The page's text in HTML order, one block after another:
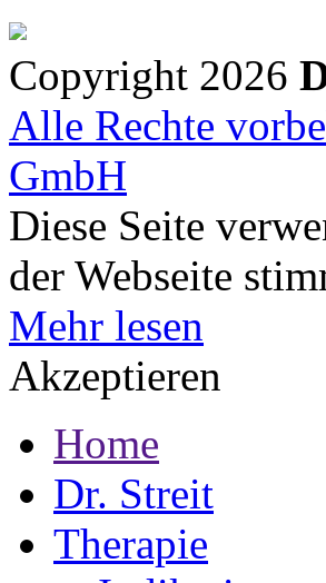
Copyright 2026
Alle Rechte
GmbH
Diese Seite
der Webseite
Mehr lesen
Akzeptieren
Home
Dr. Streit
Therapie